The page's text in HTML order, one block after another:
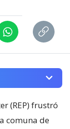
(REP) frustró
comuna de